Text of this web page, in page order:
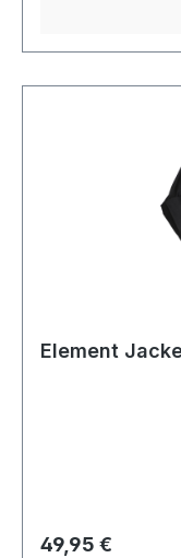
Element
Regulärer Preis:
49,95 €